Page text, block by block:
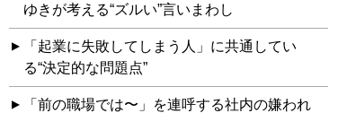
ゆきが考える“ズルい”言いまわし
「起業に失敗してしまう人」に共通してい
る“決定的な問題点”
「前の職場では〜」を連呼する社内の嫌われ